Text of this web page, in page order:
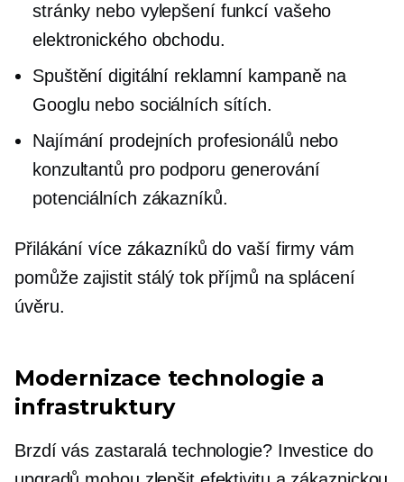
stránky nebo vylepšení funkcí vašeho
elektronického obchodu.
Spuštění digitální reklamní kampaně na
Googlu nebo sociálních sítích.
Najímání prodejních profesionálů nebo
konzultantů pro podporu generování
potenciálních zákazníků.
Přilákání více zákazníků do vaší firmy vám
pomůže zajistit stálý tok příjmů na splácení
úvěru.
Modernizace technologie a
infrastruktury
Brzdí vás zastaralá technologie? Investice do